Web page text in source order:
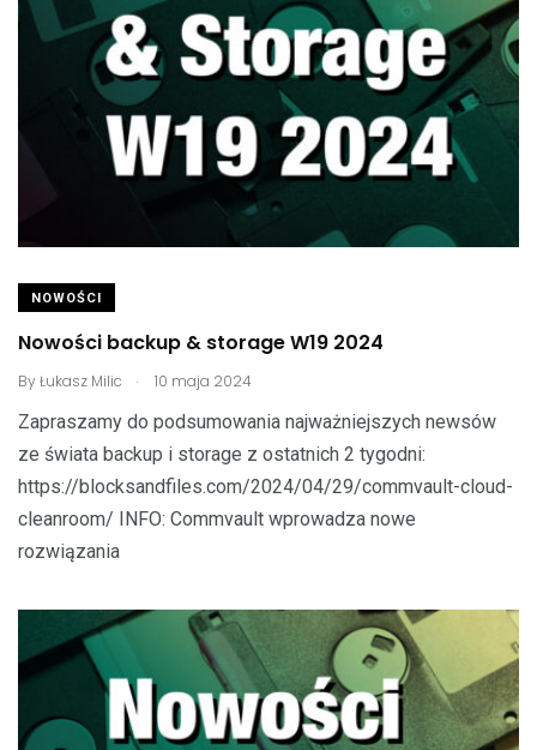
NOWOŚCI
Nowości backup & storage W19 2024
ByŁukasz Milic . 10 maja 2024
Zapraszamy do podsumowania najważniejszych newsów
ze świata backup i storage z ostatnich 2 tygodni:
https://blocksandfiles.com/2024/04/29/commvault-cloud-
cleanroom/ INFO: Commvault wprowadza nowe
rozwiązania